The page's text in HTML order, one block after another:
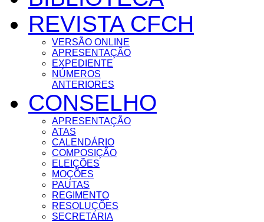
REVISTA CFCH
VERSÃO ONLINE
APRESENTAÇÃO
EXPEDIENTE
NÚMEROS
ANTERIORES
CONSELHO
APRESENTAÇÃO
ATAS
CALENDÁRIO
COMPOSIÇÃO
ELEIÇÕES
MOÇÕES
PAUTAS
REGIMENTO
RESOLUÇÕES
SECRETARIA